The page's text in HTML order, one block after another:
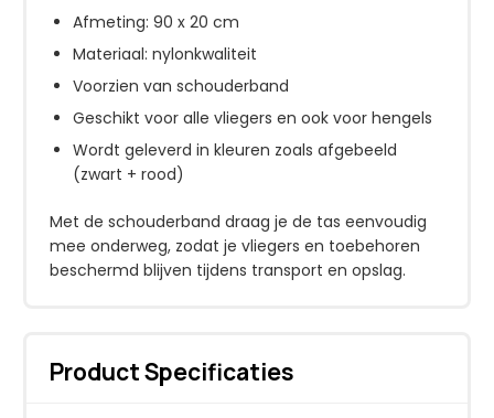
Afmeting: 90 x 20 cm
Materiaal: nylonkwaliteit
Voorzien van schouderband
Geschikt voor alle vliegers en ook voor hengels
Wordt geleverd in kleuren zoals afgebeeld
(zwart + rood)
Met de schouderband draag je de tas eenvoudig
mee onderweg, zodat je vliegers en toebehoren
beschermd blijven tijdens transport en opslag.
Product Specificaties